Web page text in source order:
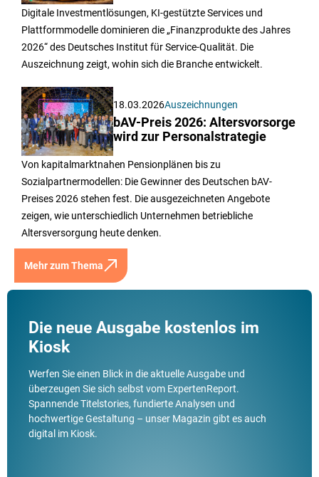
Digitale Investmentlösungen, KI-gestützte Services und
Plattformmodelle dominieren die „Finanzprodukte des Jahres
2026“ des Deutsches Institut für Service-Qualität. Die
Auszeichnung zeigt, wohin sich die Branche entwickelt.
18.03.2026Auszeichnungen
bAV-Preis 2026: Altersvorsorge
wird zur Personalstrategie
Von kapitalmarktnahen Pensionplänen bis zu
Sozialpartnermodellen: Die Gewinner des Deutschen bAV-
Preises 2026 stehen fest. Die ausgezeichneten Angebote
zeigen, wie unterschiedlich Unternehmen betriebliche
Altersversorgung heute denken.
Mehr zum Thema
Die neue Ausgabe kostenlos im
Kiosk
Werfen Sie einen Blick in die aktuelle Ausgabe und
überzeugen Sie sich selbst vom ExpertenReport.
Spannende Titelstories, fundierte Analysen und
hochwertige Gestaltung – unser Magazin gibt es auch
digital im Kiosk.